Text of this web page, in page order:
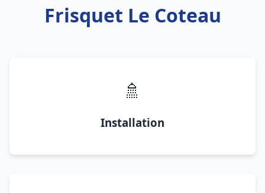
Frisquet Le Coteau
🚿
Installation